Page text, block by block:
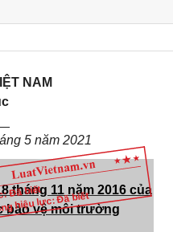
Đã biết
hiệu lực: Đã biết
NAM
5 năm 2021
tháng 11 năm 2016 của
bảo vệ môi trường